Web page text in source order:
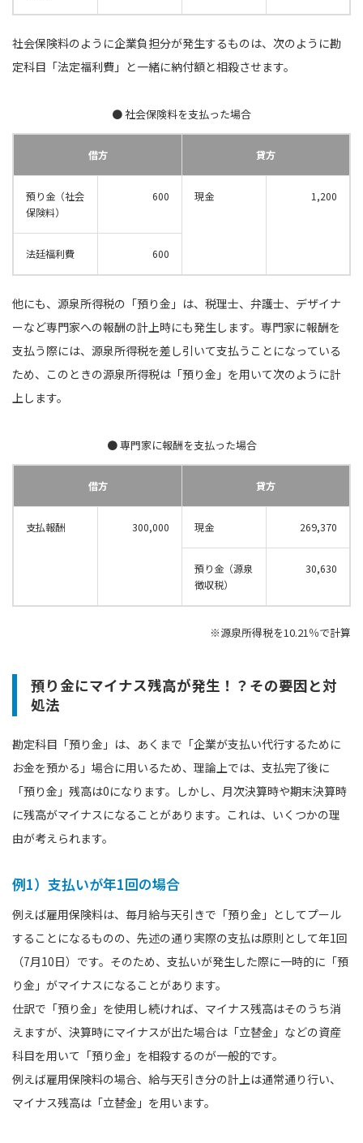
社会保険料のように企業負担分が発生するものは、次のように勘
定科目「法定福利費」と一緒に納付額と相殺させます。
● 社会保険料を支払った場合
借方 貸方
預り金（社会
保険料）
600 現金 1,200
法廷福利費 600
他にも、源泉所得税の「預り金」は、税理士、弁護士、デザイナ
ーなど専門家への報酬の計上時にも発生します。専門家に報酬を
支払う際には、源泉所得税を差し引いて支払うことになっている
ため、このときの源泉所得税は「預り金」を用いて次のように計
上します。
● 専門家に報酬を支払った場合
借方 貸方
支払報酬 300,000 現金 269,370
預り金（源泉
徴収税）
30,630
※源泉所得税を10.21％で計算
預り金にマイナス残高が発生！？その要因と対
処法
勘定科目「預り金」は、あくまで「企業が支払い代行するために
お金を預かる」場合に用いるため、理論上では、支払完了後に
「預り金」残高は0になります。しかし、月次決算時や期末決算時
に残高がマイナスになることがあります。これは、いくつかの理
由が考えられます。
例1）支払いが年1回の場合
例えば雇用保険料は、毎月給与天引きで「預り金」としてプール
することになるものの、先述の通り実際の支払は原則として年1回
（7月10日）です。そのため、支払いが発生した際に一時的に「預
り金」がマイナスになることがあります。
仕訳で「預り金」を使用し続ければ、マイナス残高はそのうち消
えますが、決算時にマイナスが出た場合は「立替金」などの資産
科目を用いて「預り金」を相殺するのが一般的です。
例えば雇用保険料の場合、給与天引き分の計上は通常通り行い、
マイナス残高は「立替金」を用います。